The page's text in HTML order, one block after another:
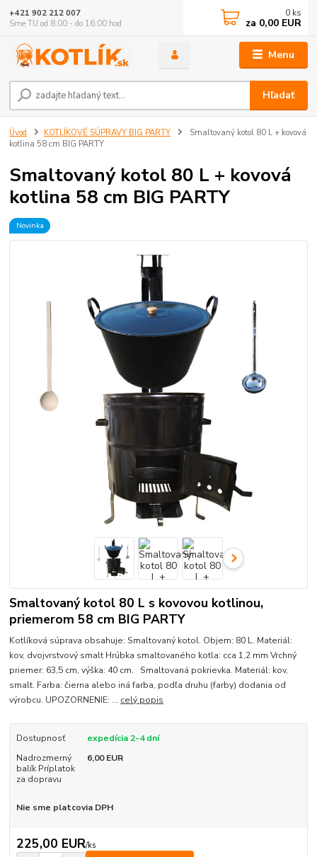
Menu
Hľadať
+421 902 212 007
Sme TU od 8:00 - do 16:00 hod
0 ks
za 0,00 EUR
Úvod KOTLÍKOVÉ SÚPRAVY BIG PARTY
Smaltovaný kotol 80 L + kovová
kotlina 58 cm BIG PARTY
Smaltovaný kotol 80 L + kovová
kotlina 58 cm BIG PARTY
Novinka
Smaltovaný kotol 80 L s kovovou kotlinou,
priemerom 58 cm BIG PARTY
Kotlíková súprava obsahuje: Smaltovaný kotol. Objem: 80 L. Materiál:
kov, dvojvrstvový smalt Hrúbka smaltovaného kotla: cca 1,2 mm Vrchný
priemer: 63,5 cm, výška: 40 cm. Smaltovaná pokrievka. Materiál: kov,
smalt. Farba: čierna alebo iná farba, podľa druhu (farby) dodania od
výrobcu. UPOZORNENIE: ... celý popis
Dostupnosť
expedícia 2-4 dní
Nadrozmerný
balík Príplatok
za dopravu
6,00 EUR
Nie sme platcovia DPH
225,00 EUR/ks